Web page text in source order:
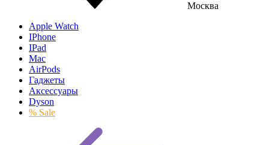
Москва
Apple Watch
IPhone
IPad
Mac
AirPods
Гаджеты
Аксессуары
Dyson
% Sale